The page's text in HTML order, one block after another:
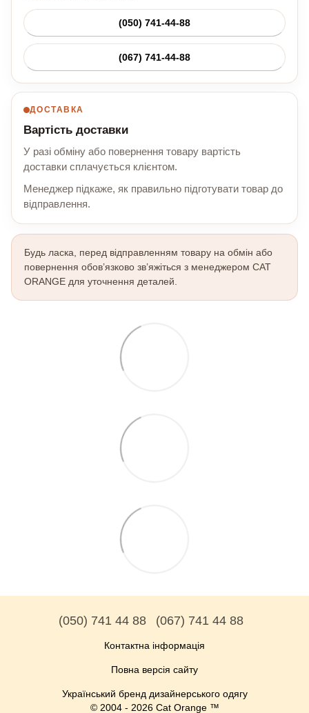
(050) 741-44-88
(067) 741-44-88
ДОСТАВКА
Вартість доставки
У разі обміну або повернення товару вартість
доставки сплачується клієнтом.
Менеджер підкаже, як правильно підготувати товар до
відправлення.
Будь ласка, перед відправленням товару на обмін або
повернення обов’язково зв’яжіться з менеджером CAT
ORANGE для уточнення деталей.
(050) 741 44 88 (067) 741 44 88
Контактна інформація
Повна версія сайту
Український бренд дизайнерського одягу
© 2004 - 2026 Cat Orange ™